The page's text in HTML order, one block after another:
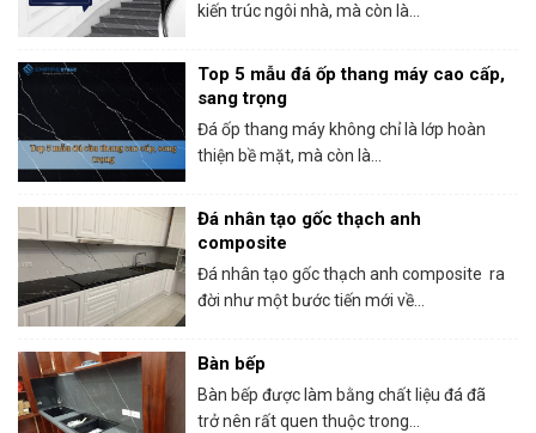
kiến trúc ngôi nhà, mà còn là...
Top 5 mẫu đá ốp thang máy cao cấp,
sang trọng
Đá ốp thang máy không chỉ là lớp hoàn
thiện bề mặt, mà còn là...
Đá nhân tạo gốc thạch anh
composite
Đá nhân tạo gốc thạch anh composite ra
đời như một bước tiến mới về...
Bàn bếp
Bàn bếp được làm bằng chất liệu đá đã
trở nên rất quen thuộc trong...